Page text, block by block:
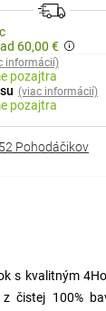
60,00 €
informácií)
pozajtra
(viac informácií)
pozajtra
52 Pohodáčikov
s kvalitným
čistej 100%